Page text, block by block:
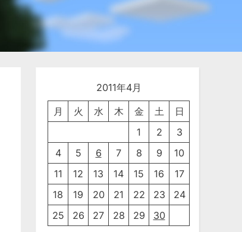
2011年4月
月 火 水 木 金 土
日
1
2
3
4
5 6 7 8 9
10
11
12 13 14 15 16
17
18
19 20 21 22 23
24
25
26 27 28 29 30